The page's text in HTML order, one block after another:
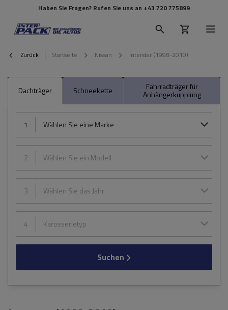
Haben Sie Fragen? Rufen Sie uns an +43 720 775899
Zurück Startseite Nissan Interstar (1998-2010)
Dachträger Schneekette Fahrradträger für
Anhängerkupplung
1 Wählen Sie eine Marke
2 Wählen Sie ein Modell
3 Wählen Sie das Jahr
4 Karosserietyp
Suchen